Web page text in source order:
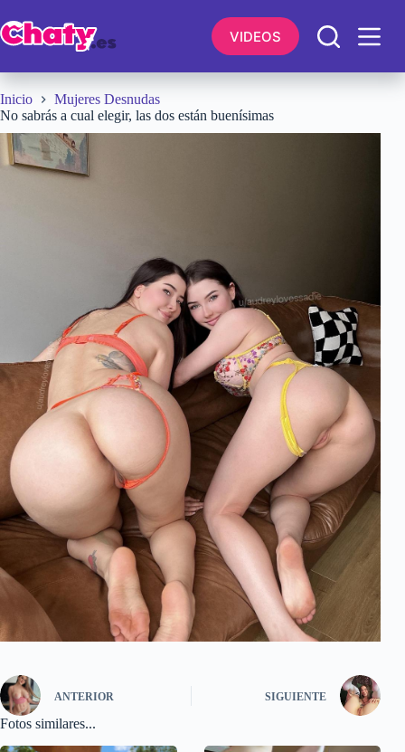
al
contenido
VIDEOS
Inicio
Mujeres Desnudas
No sabrás a cual elegir, las dos están buenísimas
ANTERIOR SIGUIENTE
Fotos similares...